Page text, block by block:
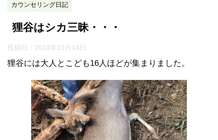
カウンセリング日記
狸谷はシカ三昧・・・
投稿日： 2018年10月14日
狸谷には大人とこども16人ほどが集まりました。